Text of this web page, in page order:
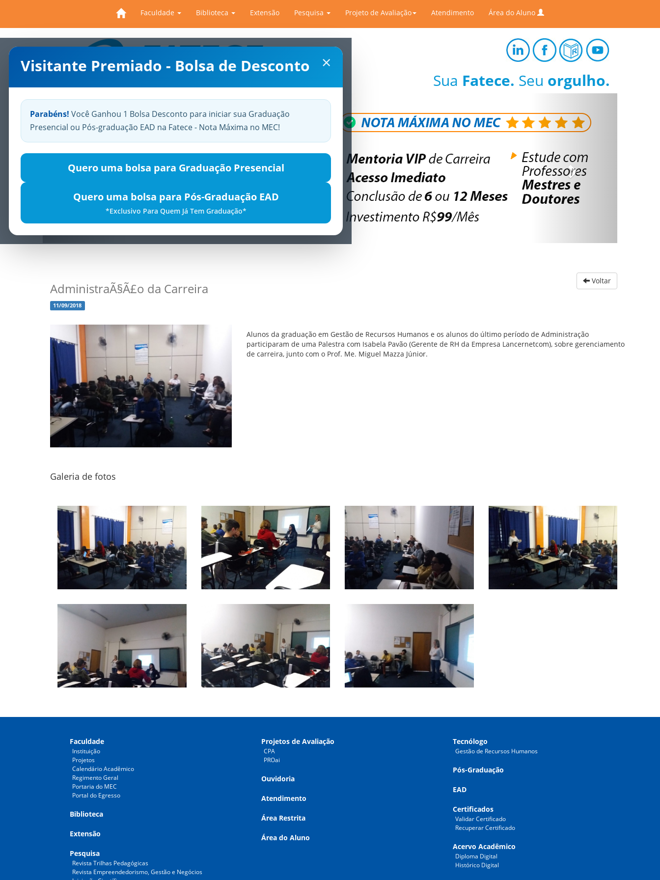
Faculdade Biblioteca Extensão Pesquisa Projeto de Avaliação Atendimento Área do Aluno
×
Visitante Premiado - Bolsa de Desconto
Parabéns! Você Ganhou 1 Bolsa Desconto para iniciar sua Graduação
Presencial ou Pós-graduação EAD na Fatece - Nota Máxima no MEC!
Quero uma bolsa para Graduação Presencial
Quero uma bolsa para Pós-Graduação EAD
*Exclusivo Para Quem Já Tem Graduação*
Sua Fatece. Seu orgulho.
Previous
AdministraÃ§Ã£o da Carreira
11/09/2018
Voltar
Alunos da graduação em Gestão de Recursos Humanos e os alunos do último período de Administração
participaram de uma Palestra com Isabela Pavão (Gerente de RH da Empresa Lancernetcom), sobre gerenciamento
de carreira, junto com o Prof. Me. Miguel Mazza Júnior.
Galeria de fotos
Faculdade
Instituição
Projetos
Calendário Acadêmico
Regimento Geral
Portaria do MEC
Portal do Egresso
Biblioteca
Extensão
Pesquisa
Revista Trilhas Pedagógicas
Revista Empreendedorismo, Gestão e Negócios
Projetos de Avaliação
CPA
PROai
Ouvidoria
Atendimento
Área Restrita
Área do Aluno
Tecnólogo
Gestão de Recursos Humanos
Pós-Graduação
EAD
Certificados
Validar Certificado
Recuperar Certificado
Acervo Acadêmico
Diploma Digital
Histórico Digital